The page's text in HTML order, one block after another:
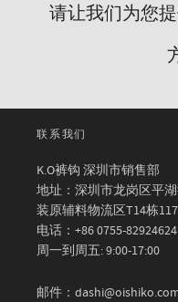
请让我们为您
联系我们
K.O裤钩 深圳市销售部
地址：深圳市龙岗区平
装原辅料物流区T14栋
电话：+86 0755-82924624
周一到周五: 9:00-17:00
邮件：